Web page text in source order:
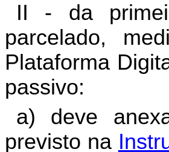
II - da
parcelado,
Plataforma
passivo:
a) deve
previsto na